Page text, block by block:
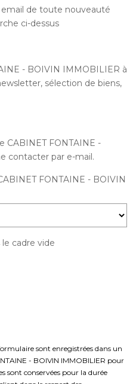
de toute nouveauté
ci-dessus
- BOIVIN IMMOBILIER à
sélection de biens,
CABINET FONTAINE -
contacter par e-mail.
FONTAINE - BOIVIN
cadre vide
sont enregistrées dans un
- BOIVIN IMMOBILIER pour
sont conservées pour la durée